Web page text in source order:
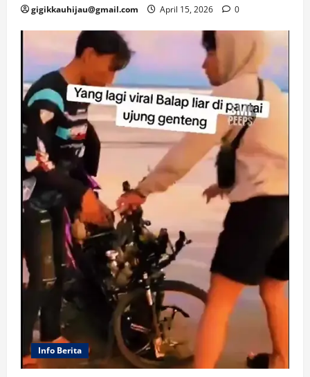
gigikkauhijau@gmail.com April 15, 2026 0
Info Berita